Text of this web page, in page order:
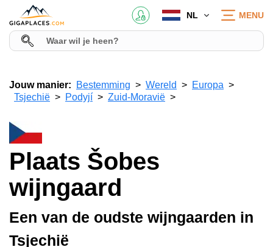
NL MENU
Jouw manier: Bestemming Wereld
Europa
Tsjechië
Podyjí Zuid-Moravië
Plaats Šobes
wijngaard
Een van de oudste wijngaarden in
Tsjechië